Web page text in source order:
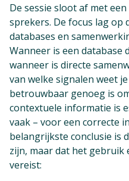
De sessie sloot af met
sprekers. De focus lag op
databases en
Wanneer is een database
wanneer is directe
van welke signalen weet
betrouwbaar genoeg is
contextuele informatie is
vaak – voor een correcte
belangrijkste conclusie is
zijn, maar dat het gebruik
vereist: